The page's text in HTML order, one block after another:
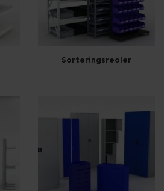
Sorteringsreoler